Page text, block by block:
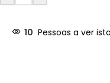
10 Pessoas a ver